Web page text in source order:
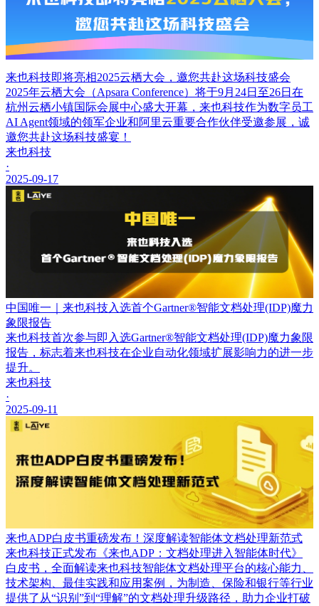
来也科技即将亮相2025云栖大会，邀您共赴这场科技盛会
2025年云栖大会（Apsara Conference）将于9月24日至26日在
杭州云栖小镇国际会展中心盛大开幕，来也科技作为数字员工
AI Agent领域的领军企业和阿里云重要合作伙伴受邀参展，诚
邀您共赴这场科技盛宴！
来也科技
·
2025-09-17
中国唯一｜来也科技入选首个Gartner®智能文档处理(IDP)魔力
象限报告
来也科技首次参与即入选Gartner®智能文档处理(IDP)魔力象限
报告，标志着来也科技在企业自动化领域扩展影响力的进一步
提升。
来也科技
·
2025-09-11
来也ADP白皮书重磅发布！深度解读智能体文档处理新范式
来也科技正式发布《来也ADP：文档处理进入智能体时代》
白皮书，全面解读来也科技智能体文档处理平台的核心能力、
技术架构、最佳实践和应用案例，为制造、保险和银行等行业
提供了从“识别”到“理解”的文档处理升级路径，助力企业打破